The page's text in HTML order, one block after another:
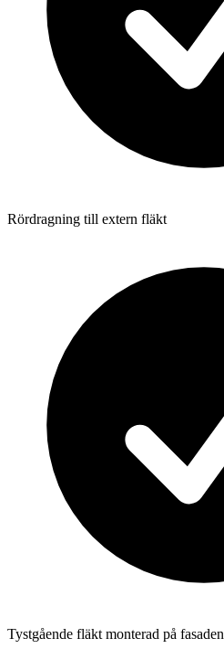
Rördragning till extern fläkt
Tystgående fläkt monterad på fasaden